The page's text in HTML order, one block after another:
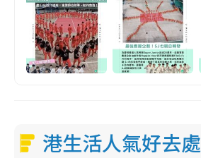
港生活人氣好去處